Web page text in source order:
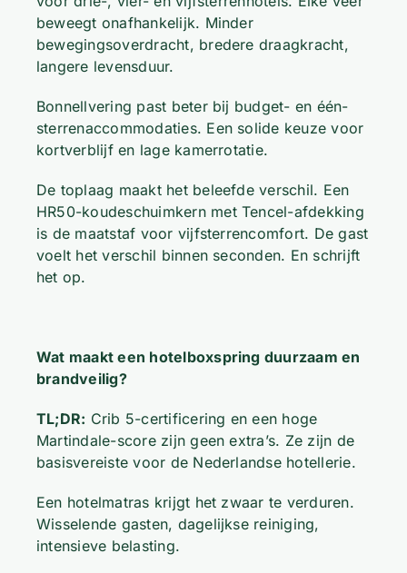
beweegt onafhankelijk. Minder
bewegingsoverdracht, bredere draagkracht,
langere levensduur.
Bonnellvering past beter bij budget- en één-
sterrenaccommodaties. Een solide keuze voor
kortverblijf en lage kamerrotatie.
De toplaag maakt het beleefde verschil. Een
HR50-koudeschuimkern met Tencel-afdekking
is de maatstaf voor vijfsterrencomfort. De gast
voelt het verschil binnen seconden. En schrijft
het op.
Wat maakt een hotelboxspring duurzaam en
brandveilig?
TL;DR: Crib 5-certificering en een hoge
Martindale-score zijn geen extra’s. Ze zijn de
basisvereiste voor de Nederlandse hotellerie.
Een hotelmatras krijgt het zwaar te verduren.
Wisselende gasten, dagelijkse reiniging,
intensieve belasting.